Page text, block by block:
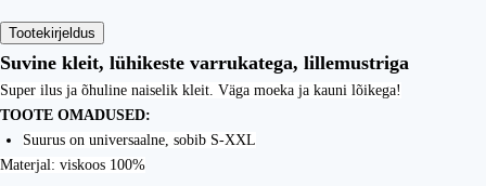
Tootekirjeldus
Suvine kleit, lühikeste varrukatega, lillemustriga
Super ilus ja õhuline naiselik kleit. Väga moeka ja kauni lõikega!
TOOTE OMADUSED:
Suurus on universaalne, sobib S-XXL
Materjal: viskoos 100%